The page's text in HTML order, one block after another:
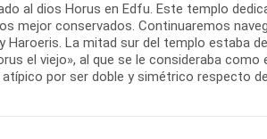
al dios Horus en Edfu. Este templo
mejor conservados. Continuaremos
La mitad sur del templo estaba
el viejo», al que se le consideraba como
por ser doble y simétrico respecto